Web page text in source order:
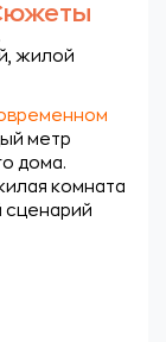
жилой
метр
дома.
комната
сценарий